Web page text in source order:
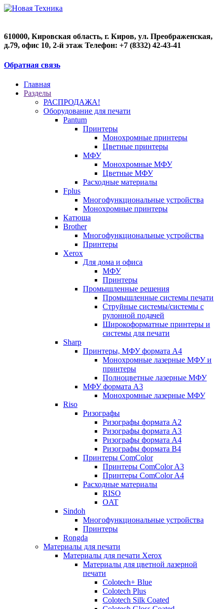
610000, Кировская область, г. Киров, ул. Преображенская,
д.79, офис 10, 2-й этаж Телефон: +7 (8332) 42-43-41
Обратная связь
Главная
Разделы
РАСПРОДАЖА!
Оборудование для печати
Pantum
Принтеры
Монохромные принтеры
Цветные принтеры
МФУ
Монохромные МФУ
Цветные МФУ
Расходные материалы
Fplus
Многофункциональные устройства
Монохромные принтеры
Катюша
Brother
Многофункциональные устройства
Принтеры
Xerox
Для дома и офиса
МФУ
Принтеры
Промышленные решения
Промышленные системы печати
Струйные системы/системы с
рулонной подачей
Широкоформатные принтеры и
системы для печати
Sharp
Принтеры, МФУ формата А4
Монохромные лазерные МФУ и
принтеры
Полноцветные лазерные МФУ
МФУ формата А3
Монохромные лазерные МФУ
Riso
Ризографы
Ризографы формата A2
Ризографы формата A3
Ризографы формата A4
Ризографы формата B4
Принтеры ComColor
Принтеры ComColor A3
Принтеры ComColor A4
Расходные материалы
RISO
OAT
Sindoh
Многофункциональные устройства
Принтеры
Rongda
Материалы для печати
Материалы для печати Xerox
Материалы для цветной лазерной
печати
Colotech+ Blue
Сolotech Plus
Colotech Silk Coated